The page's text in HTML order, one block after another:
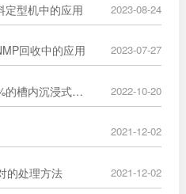
定型机中的应用 2023-08-24
回收中的应用 2023-07-27
• 擎立干货 | 换热效率高达95%的槽内沉浸式换热器 2022-10-20
2021-12-02
的处理方法 2021-12-02